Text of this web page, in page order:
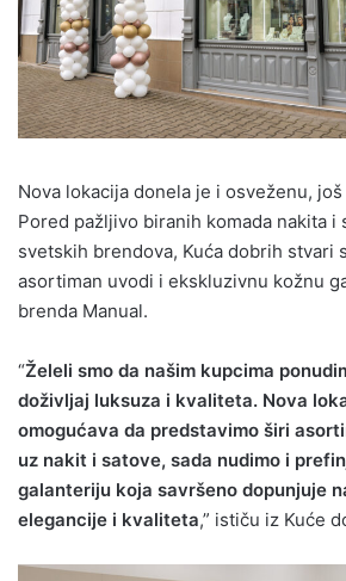
Nova lokacija donela je i osveženu,
Pored pažljivo biranih komada nakita i
svetskih brendova, Kuća dobrih stvari
asortiman uvodi i ekskluzivnu kožnu
brenda Manual.
“Želeli smo da našim kupcima
doživljaj luksuza i kvaliteta. Nova
omogućava da predstavimo širi
uz nakit i satove, sada nudimo i
galanteriju koja savršeno dopunjuje
elegancije i kvaliteta,” ističu iz Kuće